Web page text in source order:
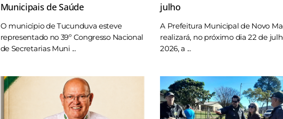
Municipais de Saúde
O município de Tucunduva esteve
representado no 39º Congresso Nacional
de Secretarias Muni ...
julho
A Prefeitura Municipal de Novo
realizará, no próximo dia 22 de
2026, a ...